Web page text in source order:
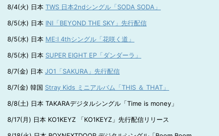
8/4(火) 日本 TWS 日本2ndシングル「SODA SODA」
8/5(水) 日本 INI「BEYOND THE SKY」先行配信
8/5(水) 日本 ME:I 4thシングル「花咲く道」
8/5(水) 日本 SUPER EIGHT EP「ダンダーラ」
8/7(金) 日本 JO1「SAKURA」先行配信
8/7(金) 韓国 Stray Kids ミニアルバム「THIS ＆ THAT」
8/8(土) 日本 TAKARAデジタルシングル「Time is money」
8/17(月) 日本 KO1KEYZ 「KO1KEYZ」先行配信リリース